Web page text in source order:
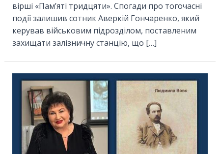
вірші «Пам’яті тридцяти». Спогади про тогочасні
події залишив сотник Аверкій Гончаренко, який
керував військовим підрозділом, поставленим
захищати залізничну станцію, що […]